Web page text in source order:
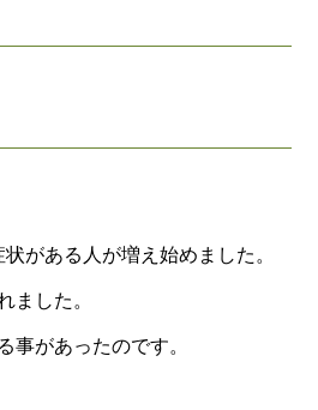
がある人が増え始めました。
ました。
事があったのです。